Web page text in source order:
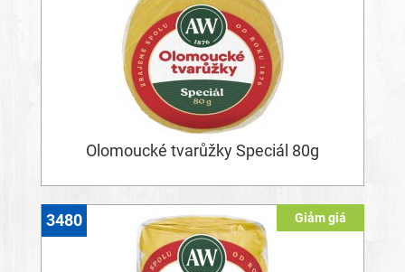
Olomoucké tvarůžky Speciál 80g
Giảm giá
3480